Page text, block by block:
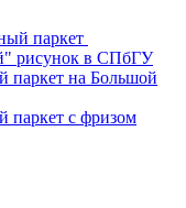
паркет
рисунок в СПбГУ
паркет на Большой
паркет с фризом